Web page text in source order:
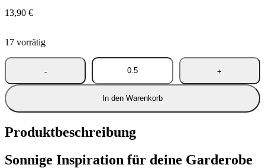
13,90 €
17 vorrätig
In den Warenkorb
Produktbeschreibung
Sonnige Inspiration für deine Garderobe